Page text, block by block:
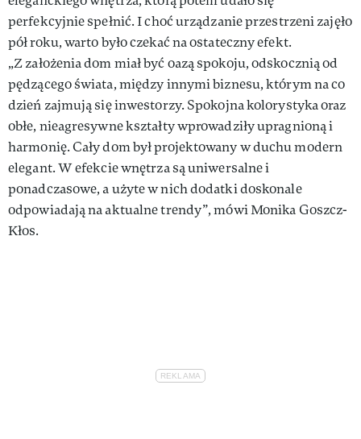
perfekcyjnie spełnić. I choć urządzanie przestrzeni zajęło
pół roku, warto było czekać na ostateczny efekt.
„Z założenia dom miał być oazą spokoju, odskocznią od
pędzącego świata, między innymi biznesu, którym na co
dzień zajmują się inwestorzy. Spokojna kolorystyka oraz
obłe, nieagresywne kształty wprowadziły upragnioną i
harmonię. Cały dom był projektowany w duchu modern
elegant. W efekcie wnętrza są uniwersalne i
ponadczasowe, a użyte w nich dodatki doskonale
odpowiadają na aktualne trendy”, mówi Monika Goszcz-
Kłos.